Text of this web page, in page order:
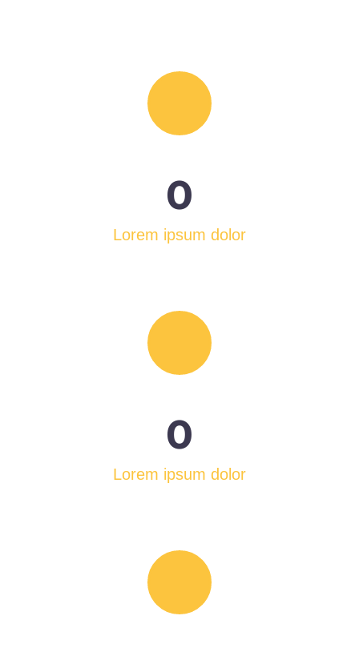
0
Lorem ipsum dolor
0
Lorem ipsum dolor